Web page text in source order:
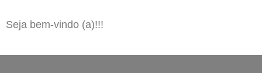
Seja bem-vindo (a)!!!